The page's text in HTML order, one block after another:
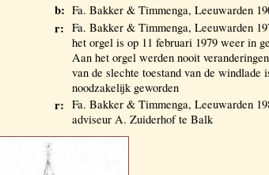
b: Fa. Bakker & Timmenga, Leeuwarden
r: Fa. Bakker & Timmenga, Leeuwarden
het orgel is op 11 februari 1979 weer in
Aan het orgel werden nooit
van de slechte toestand van de windlade
noodzakelijk geworden
r: Fa. Bakker & Timmenga, Leeuwarden
adviseur A. Zuiderhof te Balk